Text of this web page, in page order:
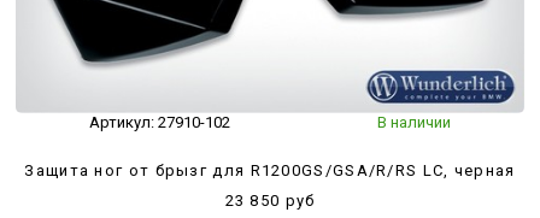
Артикул: 27910-102 В наличии
Защита ног от брызг для R1200GS/GSA/R/RS LC, черная
23 850 руб